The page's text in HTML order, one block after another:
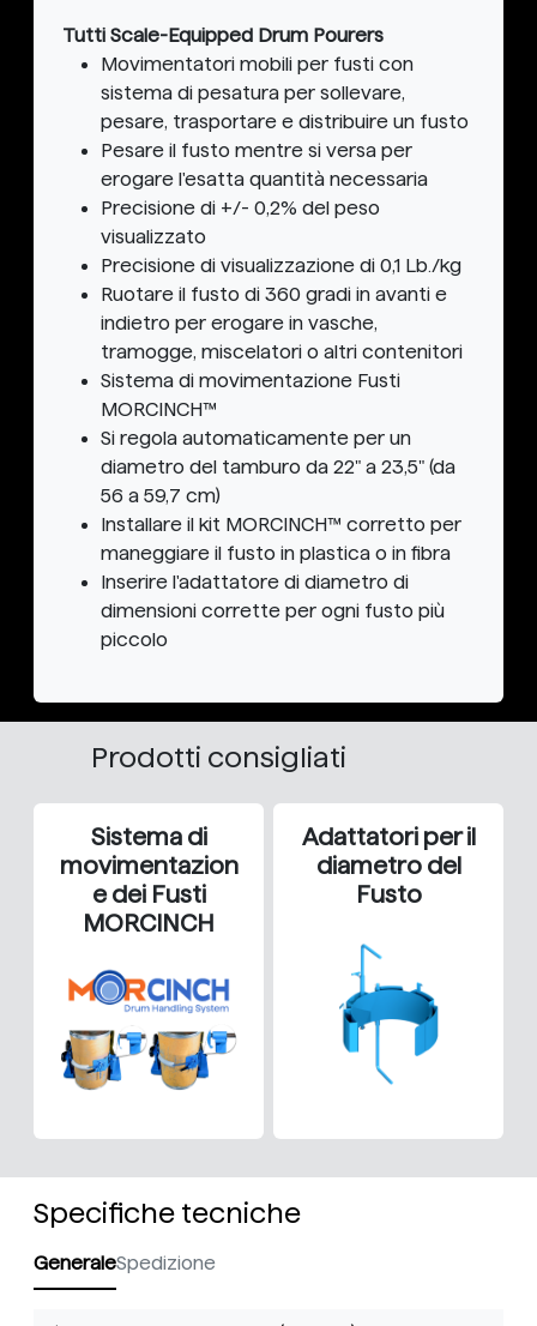
Tutti Scale-Equipped Drum Pourers
Movimentatori mobili per fusti con
sistema di pesatura per sollevare,
pesare, trasportare e distribuire un fusto
Pesare il fusto mentre si versa per
erogare l'esatta quantità necessaria
Precisione di +/- 0,2% del peso
visualizzato
Precisione di visualizzazione di 0,1 Lb./kg
Ruotare il fusto di 360 gradi in avanti e
indietro per erogare in vasche,
tramogge, miscelatori o altri contenitori
Sistema di movimentazione Fusti
MORCINCH™
Si regola automaticamente per un
diametro del tamburo da 22" a 23,5" (da
56 a 59,7 cm)
Installare il kit MORCINCH™ corretto per
maneggiare il fusto in plastica o in fibra
Inserire l'adattatore di diametro di
dimensioni corrette per ogni fusto più
piccolo
Prodotti consigliati
Sistema di
movimentazion
e dei Fusti
MORCINCH
Adattatori per il
diametro del
Fusto
Specifiche tecniche
GeneraleSpedizione